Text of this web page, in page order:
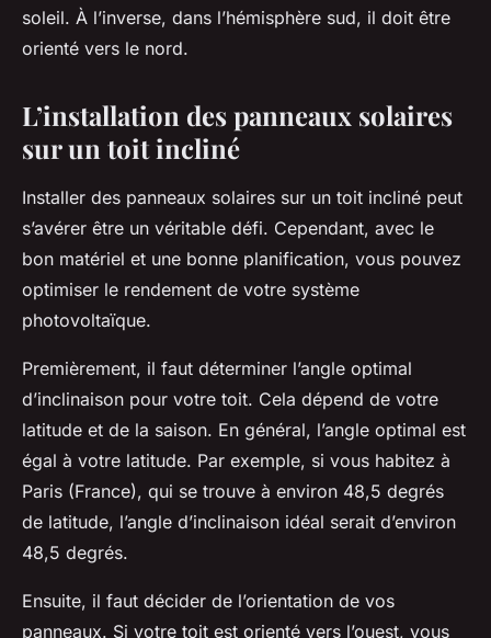
soleil. À l’inverse, dans l’hémisphère sud, il doit être
orienté vers le nord.
L’installation des panneaux solaires
sur un toit incliné
Installer des panneaux solaires sur un toit incliné peut
s’avérer être un véritable défi. Cependant, avec le
bon matériel et une bonne planification, vous pouvez
optimiser le rendement de votre système
photovoltaïque.
Premièrement, il faut déterminer l’angle optimal
d’inclinaison pour votre toit. Cela dépend de votre
latitude et de la saison. En général, l’angle optimal est
égal à votre latitude. Par exemple, si vous habitez à
Paris (France), qui se trouve à environ 48,5 degrés
de latitude, l’angle d’inclinaison idéal serait d’environ
48,5 degrés.
Ensuite, il faut décider de l’orientation de vos
panneaux. Si votre toit est orienté vers l’ouest, vous